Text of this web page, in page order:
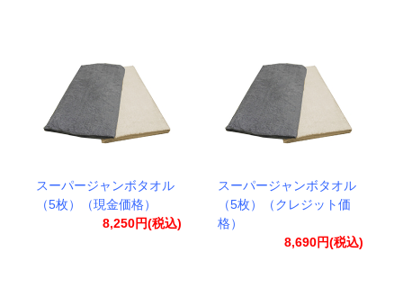
スーパージャンボタオル
（5枚）（現金価格）
8,250円(税込)
スーパージャンボタオル
（5枚）（クレジット価
格）
8,690円(税込)